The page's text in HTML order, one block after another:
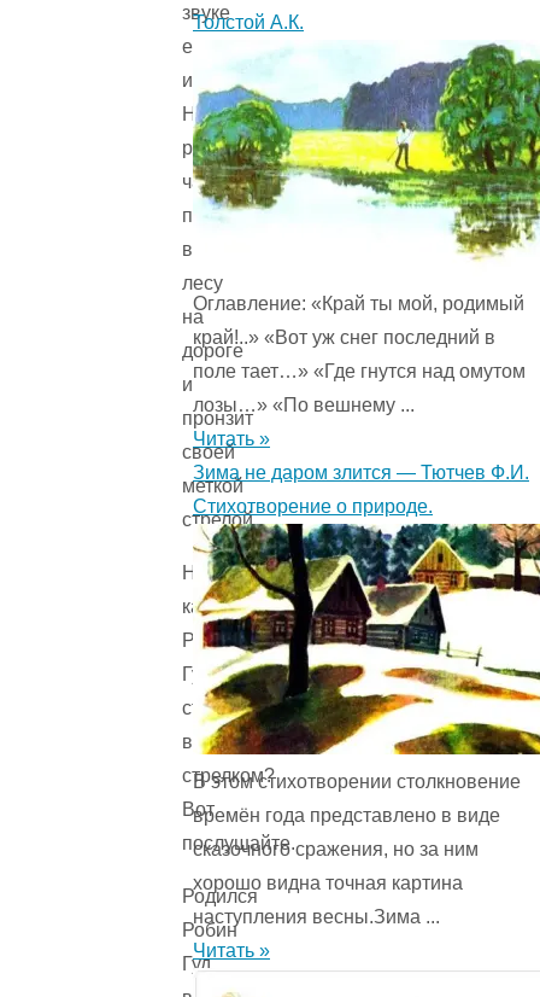
звуке
его
имени.
Не
ровен
час,
подкараулит
в
лесу
на
дороге
и
пронзит
своей
меткой
стрелой.
Но
как
Робин
Гуд
стал
вольным
стрелком?
Вот
послушайте.
Родился
Робин
Гуд
Толстой А.К.
Оглавление: «Край ты мой, родимый
край!..» «Вот уж снег последний в
поле тает…» «Где гнутся над омутом
лозы…» «По вешнему ...
Читать »
Зима не даром злится — Тютчев Ф.И.
Стихотворение о природе.
В этом стихотворении столкновение
времён года представ­лено в виде
сказочного сражения, но за ним
хорошо видна точная картина
наступления весны.Зима ...
Читать »